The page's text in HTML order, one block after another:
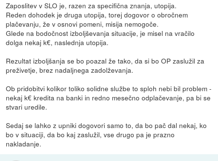
Zaposlitev v SLO je, razen za specifična znanja, utopija.
Reden dohodek je druga utopija, torej dogovor o obročnem
plačevanju, že v osnovi pomeni, misija nemogoče.
Glede na bodočnost izboljševanja situacije, je misel na vračilo
dolga nekaj k€, naslednja utopija.
Rezultat izboljšanja se bo poazal že tako, da si bo OP zaslužil za
preživetje, brez nadaljnega zadolževanja.
Ob pridobitvi kolikor toliko solidne službe to sploh nebi bil problem -
nekaj k€ kredita na banki in redno mesečno odplačevanje, pa bi se
stvari uredile.
Sedaj se lahko z upniki dogovori samo to, da bo pač dal nekaj, ko
bo v situaciji, da bo kaj zaslužil, vse drugo pa je prazno
nakladanje.